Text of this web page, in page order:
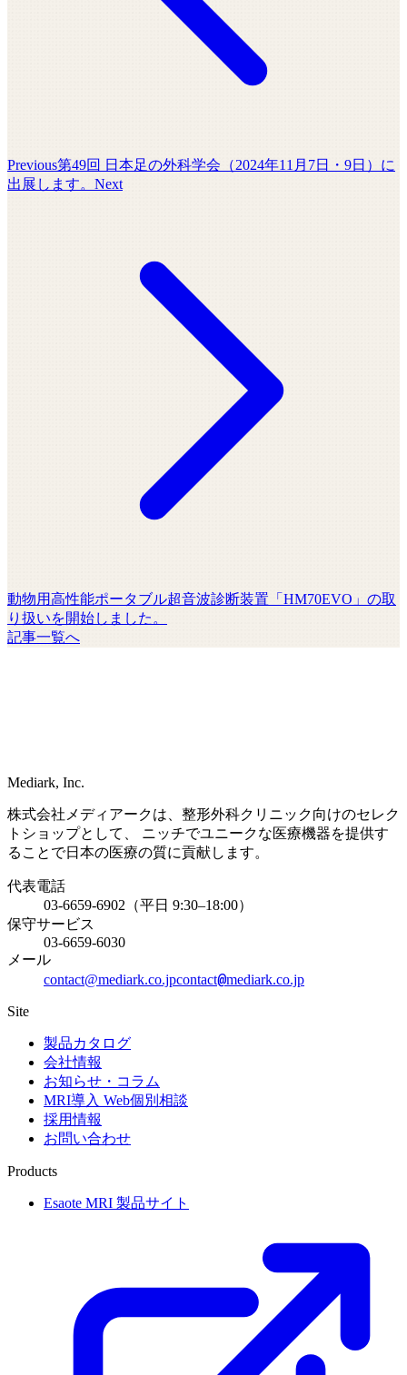
Previous第49回 日本足の外科学会（2024年11月7日・9日）に
出展します。 Next
動物用高性能ポータブル超音波診断装置「HM70EVO」の取
り扱いを開始しました。
記事一覧へ
Mediark, Inc.
株式会社メディアークは、整形外科クリニック向けのセレク
トショップとして、 ニッチでユニークな医療機器を提供す
ることで日本の医療の質に貢献します。
代表電話
03-6659-6902（平日 9:30–18:00）
保守サービス
03-6659-6030
メール
contact@mediark.co.jpcontact@mediark.co.jp
Site
製品カタログ
会社情報
お知らせ・コラム
MRI導入 Web個別相談
採用情報
お問い合わせ
Products
Esaote MRI 製品サイト